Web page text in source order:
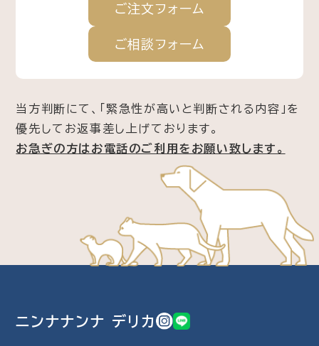
ご注文フォーム
ご相談フォーム
当方判断にて、「緊急性が高いと判断される内容」を
優先してお返事差し上げております。
お急ぎの方はお電話のご利用をお願い致します。
ニンナナンナ デリカ